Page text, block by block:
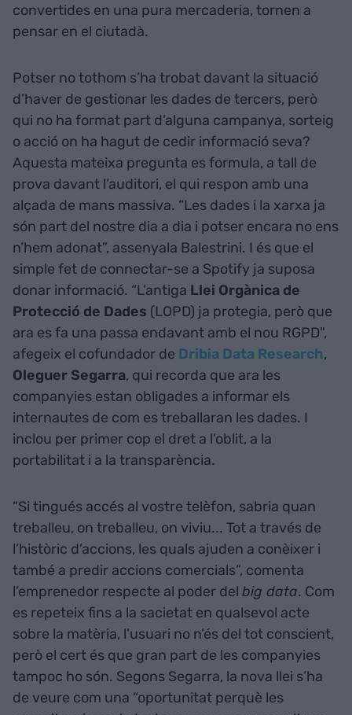
convertides en una pura mercaderia, tornen a
pensar en el ciutadà.
Potser no tothom s’ha trobat davant la situació
d’haver de gestionar les dades de tercers, però
qui no ha format part d’alguna campanya, sorteig
o acció on ha hagut de cedir informació seva?
Aquesta mateixa pregunta es formula, a tall de
prova davant l’auditori, el qui respon amb una
alçada de mans massiva. “Les dades i la xarxa ja
són part del nostre dia a dia i potser encara no ens
n’hem adonat”, assenyala Balestrini. I és que el
simple fet de connectar-se a Spotify ja suposa
donar informació. “L’antiga Llei Orgànica de
Protecció de Dades (LOPD) ja protegia, però que
ara es fa una passa endavant amb el nou RGPD",
afegeix el cofundador de Dribia Data Research,
Oleguer Segarra, qui recorda que ara les
companyies estan obligades a informar els
internautes de com es treballaran les dades. I
inclou per primer cop el dret a l’oblit, a la
portabilitat i a la transparència.
“Si tingués accés al vostre telèfon, sabria quan
treballeu, on treballeu, on viviu... Tot a través de
l’històric d’accions, les quals ajuden a conèixer i
també a predir accions comercials”, comenta
l’emprenedor respecte al poder del big data. Com
es repeteix fins a la sacietat en qualsevol acte
sobre la matèria, l’usuari no n’és del tot conscient,
però el cert és que gran part de les companyies
tampoc ho són. Segons Segarra, la nova llei s’ha
de veure com una “oportunitat perquè les